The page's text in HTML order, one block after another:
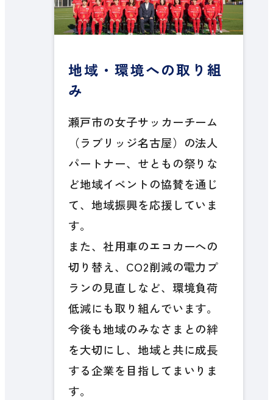
地域・環境への取り組
み
瀬戸市の女子サッカーチーム
（ラブリッジ名古屋）の法人
パートナー、せともの祭りな
ど地域イベントの協賛を通じ
て、地域振興を応援していま
す。
また、社用車のエコカーへの
切り替え、CO2削減の電力プ
ランの見直しなど、環境負荷
低減にも取り組んでいます。
今後も地域のみなさまとの絆
を大切にし、地域と共に成長
する企業を目指してまいりま
す。